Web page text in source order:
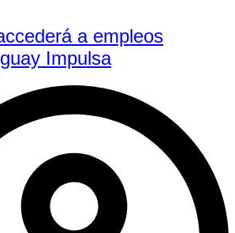
a empleos
Impulsa